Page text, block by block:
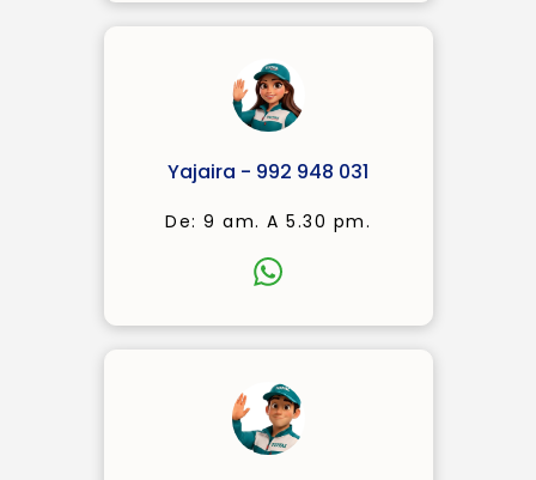
Yajaira - 992 948 031
De: 9 am. A 5.30 pm.